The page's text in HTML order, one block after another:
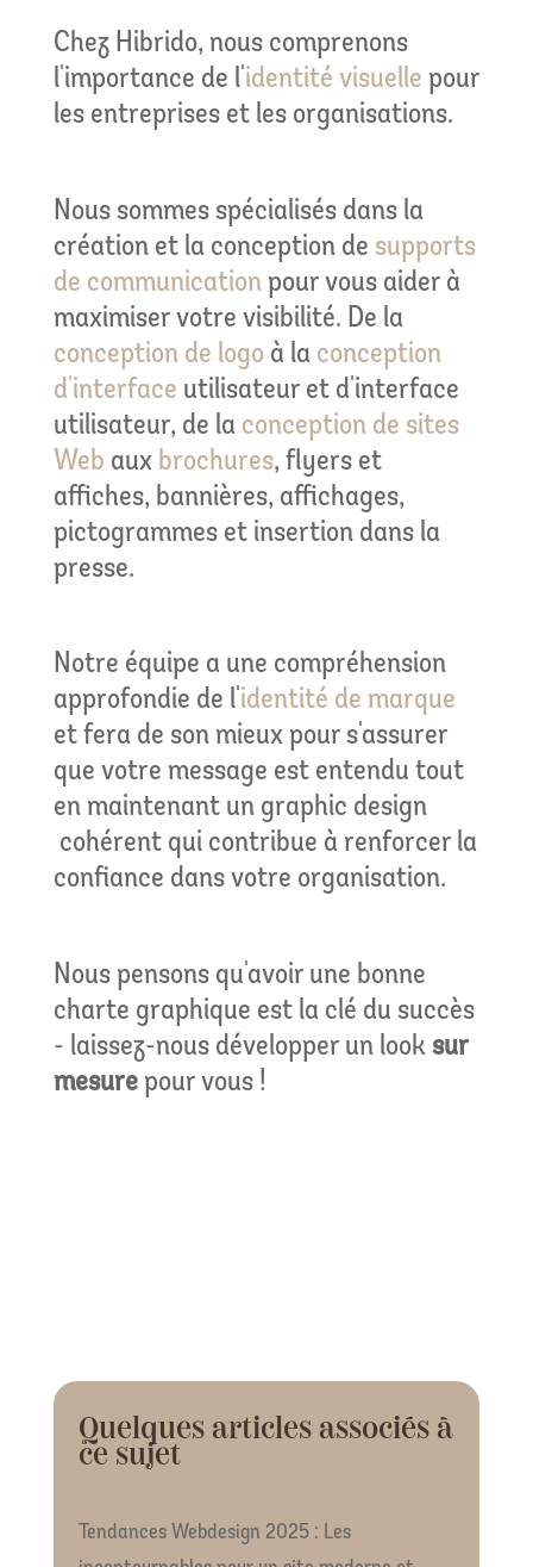
Chez Hibrido, nous comprenons
l'importance de l' identité visuelle pour
les entreprises et les organisations.
Nous sommes spécialisés dans la
création et la conception de supports
de communicationpour vous aider à
maximiser votre visibilité. De la
conception de logo à la conception
d'interface utilisateur et d'interface
utilisateur, de la conception de sites
Web aux brochures, flyers et
affiches, bannières, affichages,
pictogrammes et insertion dans la
presse.
Notre équipe a une compréhension
approfondie de l'identité de marque
et fera de son mieux pour s'assurer
que votre message est entendu tout
en maintenant un graphic design
cohérent qui contribue à renforcer la
confiance dans votre organisation.
Nous pensons qu'avoir une bonne
charte graphique est la clé du succès
- laissez-nous développer un look sur
mesurepour vous !
Quelques articles associés à
ce sujet
Tendances Webdesign 2025 : Les